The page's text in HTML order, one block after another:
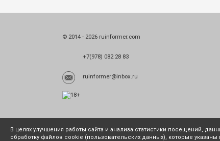
© 2014 - 2026 ruinformer.com
+7(978) 082 28 83
ruinformer@inbox.ru
В целях улучшения работы сайта и анализа статистики посещений,
обработку файлов cookie (пользовательских данных), которые указаны